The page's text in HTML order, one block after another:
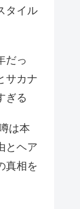
タイル
だっ
サカナ
ぎる
は本
とヘア
真相を